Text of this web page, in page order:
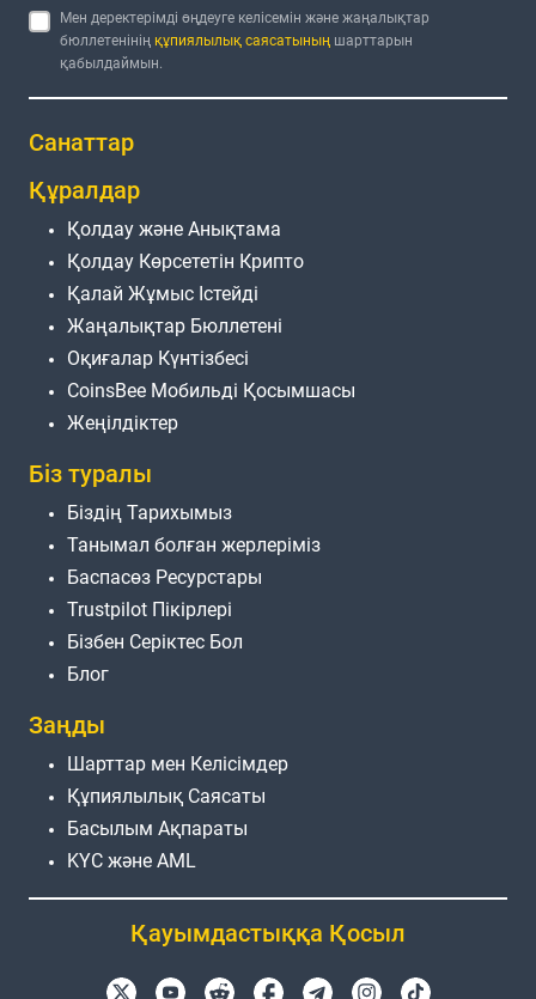
Мен деректерімді өңдеуге келісемін және жаңалықтар
бюллетенінің құпиялылық саясатының шарттарын
қабылдаймын.
Санаттар
Құралдар
Қолдау және Анықтама
Қолдау Көрсететін Крипто
Қалай Жұмыс Істейді
Жаңалықтар Бюллетені
Оқиғалар Күнтізбесі
CoinsBee Мобильді Қосымшасы
Жеңілдіктер
Біз туралы
Біздің Тарихымыз
Танымал болған жерлеріміз
Баспасөз Ресурстары
Trustpilot Пікірлері
Бізбен Серіктес Бол
Блог
Заңды
Шарттар мен Келісімдер
Құпиялылық Саясаты
Басылым Ақпараты
KYC және AML
Қауымдастыққа Қосыл